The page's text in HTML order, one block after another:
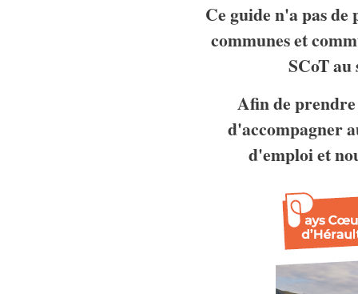
Ce guide n'a pas
communes et
SCoT
Afin de prendre
d'accompagner
d'emploi et